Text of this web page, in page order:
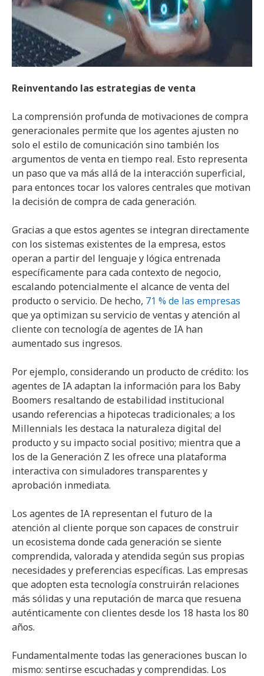
Reinventando las estrategias de venta
La comprensión profunda de motivaciones de compra
generacionales permite que los agentes ajusten no
solo el estilo de comunicación sino también los
argumentos de venta en tiempo real. Esto representa
un paso que va más allá de la interacción superficial,
para entonces tocar los valores centrales que motivan
la decisión de compra de cada generación.
Gracias a que estos agentes se integran directamente
con los sistemas existentes de la empresa, estos
operan a partir del lenguaje y lógica entrenada
específicamente para cada contexto de negocio,
escalando potencialmente el alcance de venta del
producto o servicio. De hecho, 71 % de las empresas
que ya optimizan su servicio de ventas y atención al
cliente con tecnología de agentes de IA han
aumentado sus ingresos.
Por ejemplo, considerando un producto de crédito: los
agentes de IA adaptan la información para los Baby
Boomers resaltando de estabilidad institucional
usando referencias a hipotecas tradicionales; a los
Millennials les destaca la naturaleza digital del
producto y su impacto social positivo; mientra que a
los de la Generación Z les ofrece una plataforma
interactiva con simuladores transparentes y
aprobación inmediata.
Los agentes de IA representan el futuro de la
atención al cliente porque son capaces de construir
un ecosistema donde cada generación se siente
comprendida, valorada y atendida según sus propias
necesidades y preferencias específicas. Las empresas
que adopten esta tecnología construirán relaciones
más sólidas y una reputación de marca que resuena
auténticamente con clientes desde los 18 hasta los 80
años.
Fundamentalmente todas las generaciones buscan lo
mismo: sentirse escuchadas y comprendidas. Los